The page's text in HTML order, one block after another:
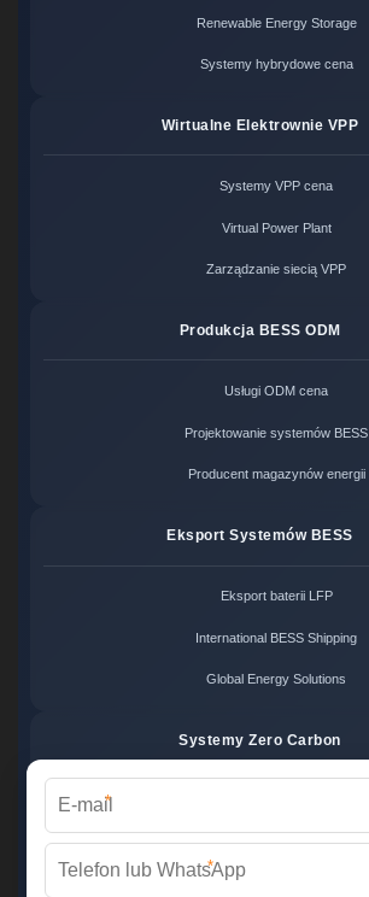
Renewable Energy Storage
Systemy hybrydowe cena
Wirtualne Elektrownie VPP
Systemy VPP cena
Virtual Power Plant
Zarządzanie siecią VPP
Produkcja BESS ODM
Usługi ODM cena
Projektowanie systemów BESS
Producent magazynów energii
Eksport Systemów BESS
Eksport baterii LFP
International BESS Shipping
Global Energy Solutions
Systemy Zero Carbon
Zero Carbon Energy
Ekologiczne rozwiązania OZE
*
*